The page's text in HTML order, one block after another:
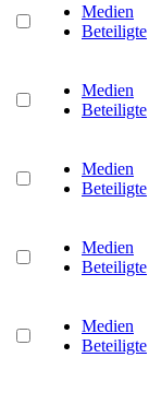
Medien
Beteiligte
Medien
Beteiligte
Medien
Beteiligte
Medien
Beteiligte
Medien
Beteiligte